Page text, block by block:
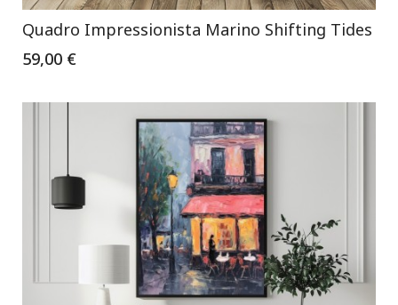
Quadro Impressionista Marino Shifting Tides
59,00 €